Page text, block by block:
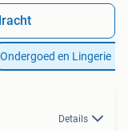
Ondergoed en Lingerie
Details